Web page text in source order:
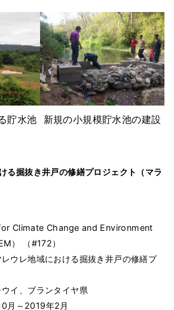
貯水池 新規の小規模貯水池の建設
る掘抜き井戸の修繕プロジェクト（マラ
Climate Change and Environment
） （#172）
レウレ地域における掘抜き井戸の修繕プ
イ、ブランタイヤ県
月～2019年2月